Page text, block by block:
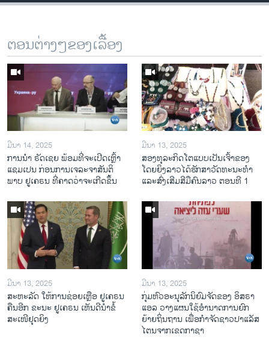
ພາສາຕ່າງໆ
ຕອນຕ່າງໆຂອງເລື້ອງ
ມີນາ 14, 2025
ການ​ນຳ ຣັດ​ເຊຍ ພ້ອມ​ທີ່​ຈະ​ເປີ​ດ​ເຫຼົ້າ​
ແຊມ​ເປນ ກ່ອນການ​ເຈ​ລະ​ຈາ​ສັນ​ຕິ​
ພາບ ຢູ​ເຄ​ຣນ ທີ່​ຄາດ​ວ່າ​ຈະ​ເກີດ​ຂຶ້ນ
ມີນາ 13, 2025
ສອງທຸລະກິດໂຕແບບເປັນເຈົ້າຂອງ
ໂດຍຍິງລາວໄດ້ຮັກສາວັດທະນະທຳ
ແລະສົ່ງເສີມສີມືຄົນລາວ ຕອນທີ 1
ມີນາ 13, 2025
ສະຫະລັດ ໃຫ້ການຊ່ອຍເຫຼືອ ຢູເຄຣນ
ຄືນອີກ ຂະນະ ຢູເຄຣນ ເຫັນດີນຳຂໍ້
ສະເໜີຢຸດຍິງ
ມີນາ 13, 2025
ກຸ່ມຫົວອະນຸລັກນິຍົມຈັດຂອງ ອິສຣາ
ແອລ ວາງແຜນໃຊ້ອຳນາດການຍົກ
ຍ້າຍຖິ່ນຖານ ເພື່ອກຳຈັດຊາວປາແລັສ
ໄຕນຈາກເຂດກາຊາ